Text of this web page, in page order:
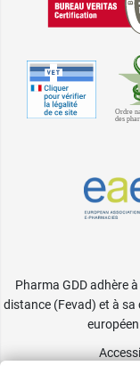
Pharma GDD adhère
distance (Fevad) et à sa